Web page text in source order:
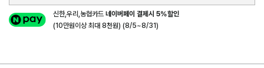
신한,우리,농협카드네이버페이 결제시 5%할인
(10만원이상 최대 8천원) (8/5~8/31)